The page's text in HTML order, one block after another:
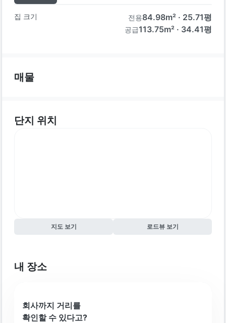
집 크기 전용84.98m² · 25.71평
공급113.75m² · 34.41평
매물
단지 위치
지도 보기 로드뷰 보기
내 장소
회사까지 거리를
확인할 수 있다고?